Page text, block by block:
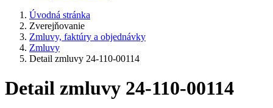
Úvodná stránka
Zverejňovanie
Zmluvy, faktúry a objednávky
Zmluvy
Detail zmluvy 24-110-00114
Detail zmluvy 24-110-00114